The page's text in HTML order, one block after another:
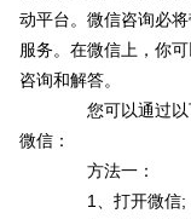
动平台。微信咨询必
服务。在微信上，你
咨询和解答。
您可以通过以
微信：
方法一：
1、打开微信;